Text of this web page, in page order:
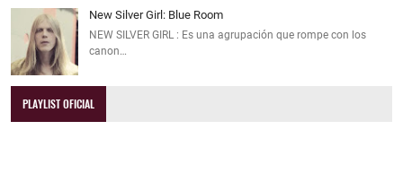
New Silver Girl: Blue Room
NEW SILVER GIRL : Es una agrupación que rompe con los
canon…
PLAYLIST OFICIAL